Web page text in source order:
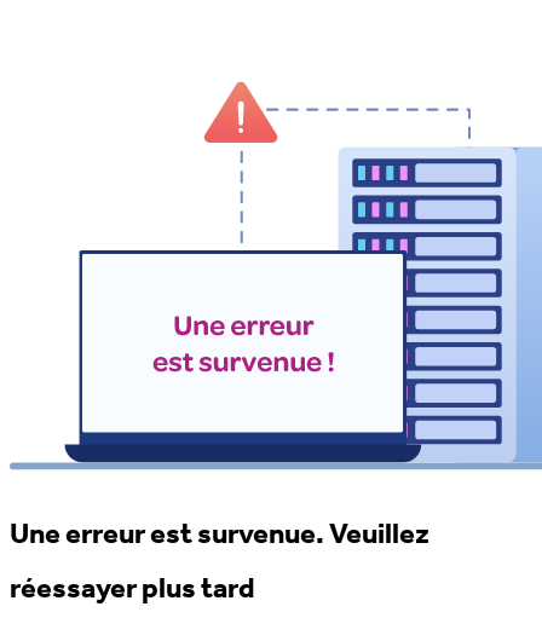
Une erreur est survenue. Veuillez
réessayer plus tard